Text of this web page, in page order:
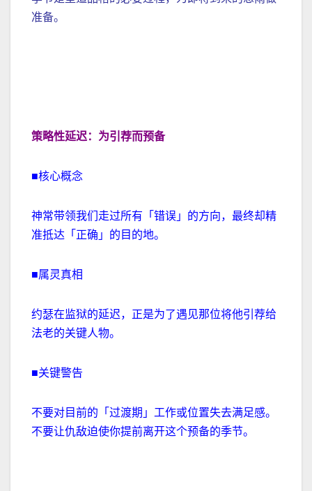
准备。
策略性延迟：为引荐而预备
■核心概念
神常带领我们走过所有「错误」的方向，最终却精
准抵达「正确」的目的地。
■属灵真相
约瑟在监狱的延迟，正是为了遇见那位将他引荐给
法老的关键人物。
■关键警告
不要对目前的「过渡期」工作或位置失去满足感。
不要让仇敌迫使你提前离开这个预备的季节。